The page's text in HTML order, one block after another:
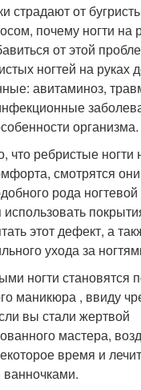
страдают от
почему ногти на
от этой
ногтей на руках
авитаминоз,
организма.
что ребристые ногти
смотрятся
рода
использовать
этот дефект, а
ухода за
ногти становятся
маникюра , ввиду
вы стали жертвой
мастера,
время и